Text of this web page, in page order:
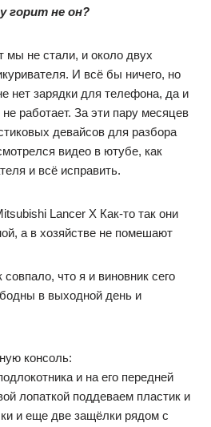
горит не он?
мы не стали, и около двух
И всё бы ничего, но
нет зарядки для телефона, да и
работает. За эти пару месяцев
девайсов для разбора
видео в ютубе, как
и всё исправить.
Как-то так они
а в хозяйстве не помешают
что я и виновник сего
в выходной день и
консоль:
и на его передней
лопаткой поддеваем пластик и
и еще две защёлки рядом с